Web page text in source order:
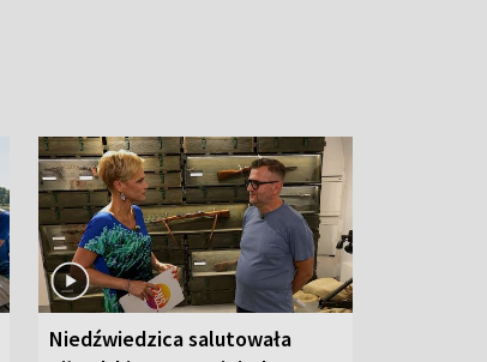
Niedźwiedzica salutowała